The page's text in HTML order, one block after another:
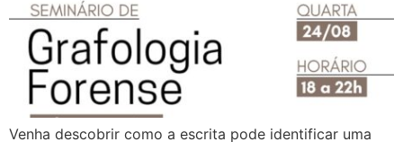
Venha descobrir como a escrita pode identificar uma